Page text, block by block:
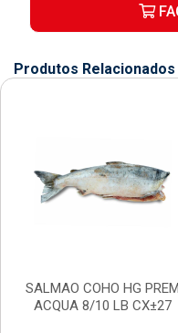
Produtos Relacionados
SALMAO COHO HG PREM
ACQUA 8/10 LB CX±27